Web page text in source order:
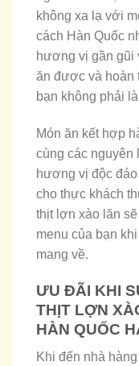
không xa lạ với
cách Hàn Quốc
hương vị gần gũi
ăn được và hoàn
bạn không phải
Món ăn kết hợp
cùng các nguyên
hương vị độc
cho thực khách
thịt lợn xào lăn
menu của bạn
mang về.
ƯU ĐÃI KHI
THỊT LỢN
HÀN QUỐC
Khi đến nhà